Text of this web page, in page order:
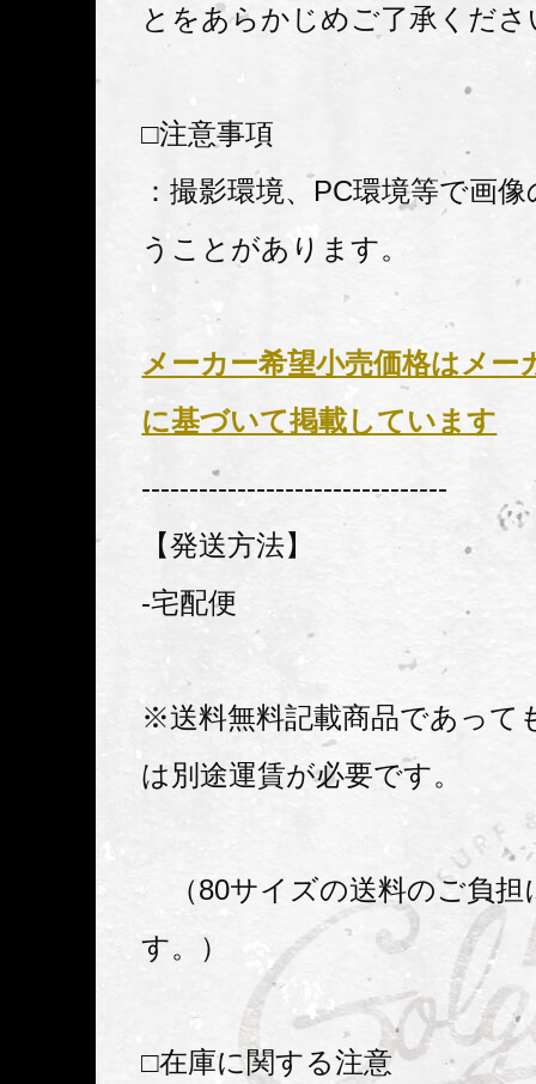
とをあらかじめご了承くださ
□注意事項
：撮影環境、PC環境等で画
うことがあります。
メーカー希望小売価格はメー
に基づいて掲載しています
--------------------------------
【発送方法】
-宅配便
※送料無料記載商品であって
は別途運賃が必要です。
（80サイズの送料のご負担
す。）
□在庫に関する注意